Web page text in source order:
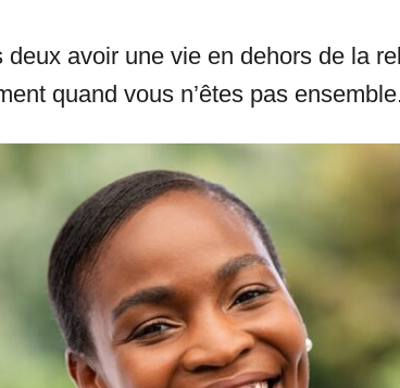
deux avoir une vie en dehors de la
quand vous n’êtes pas